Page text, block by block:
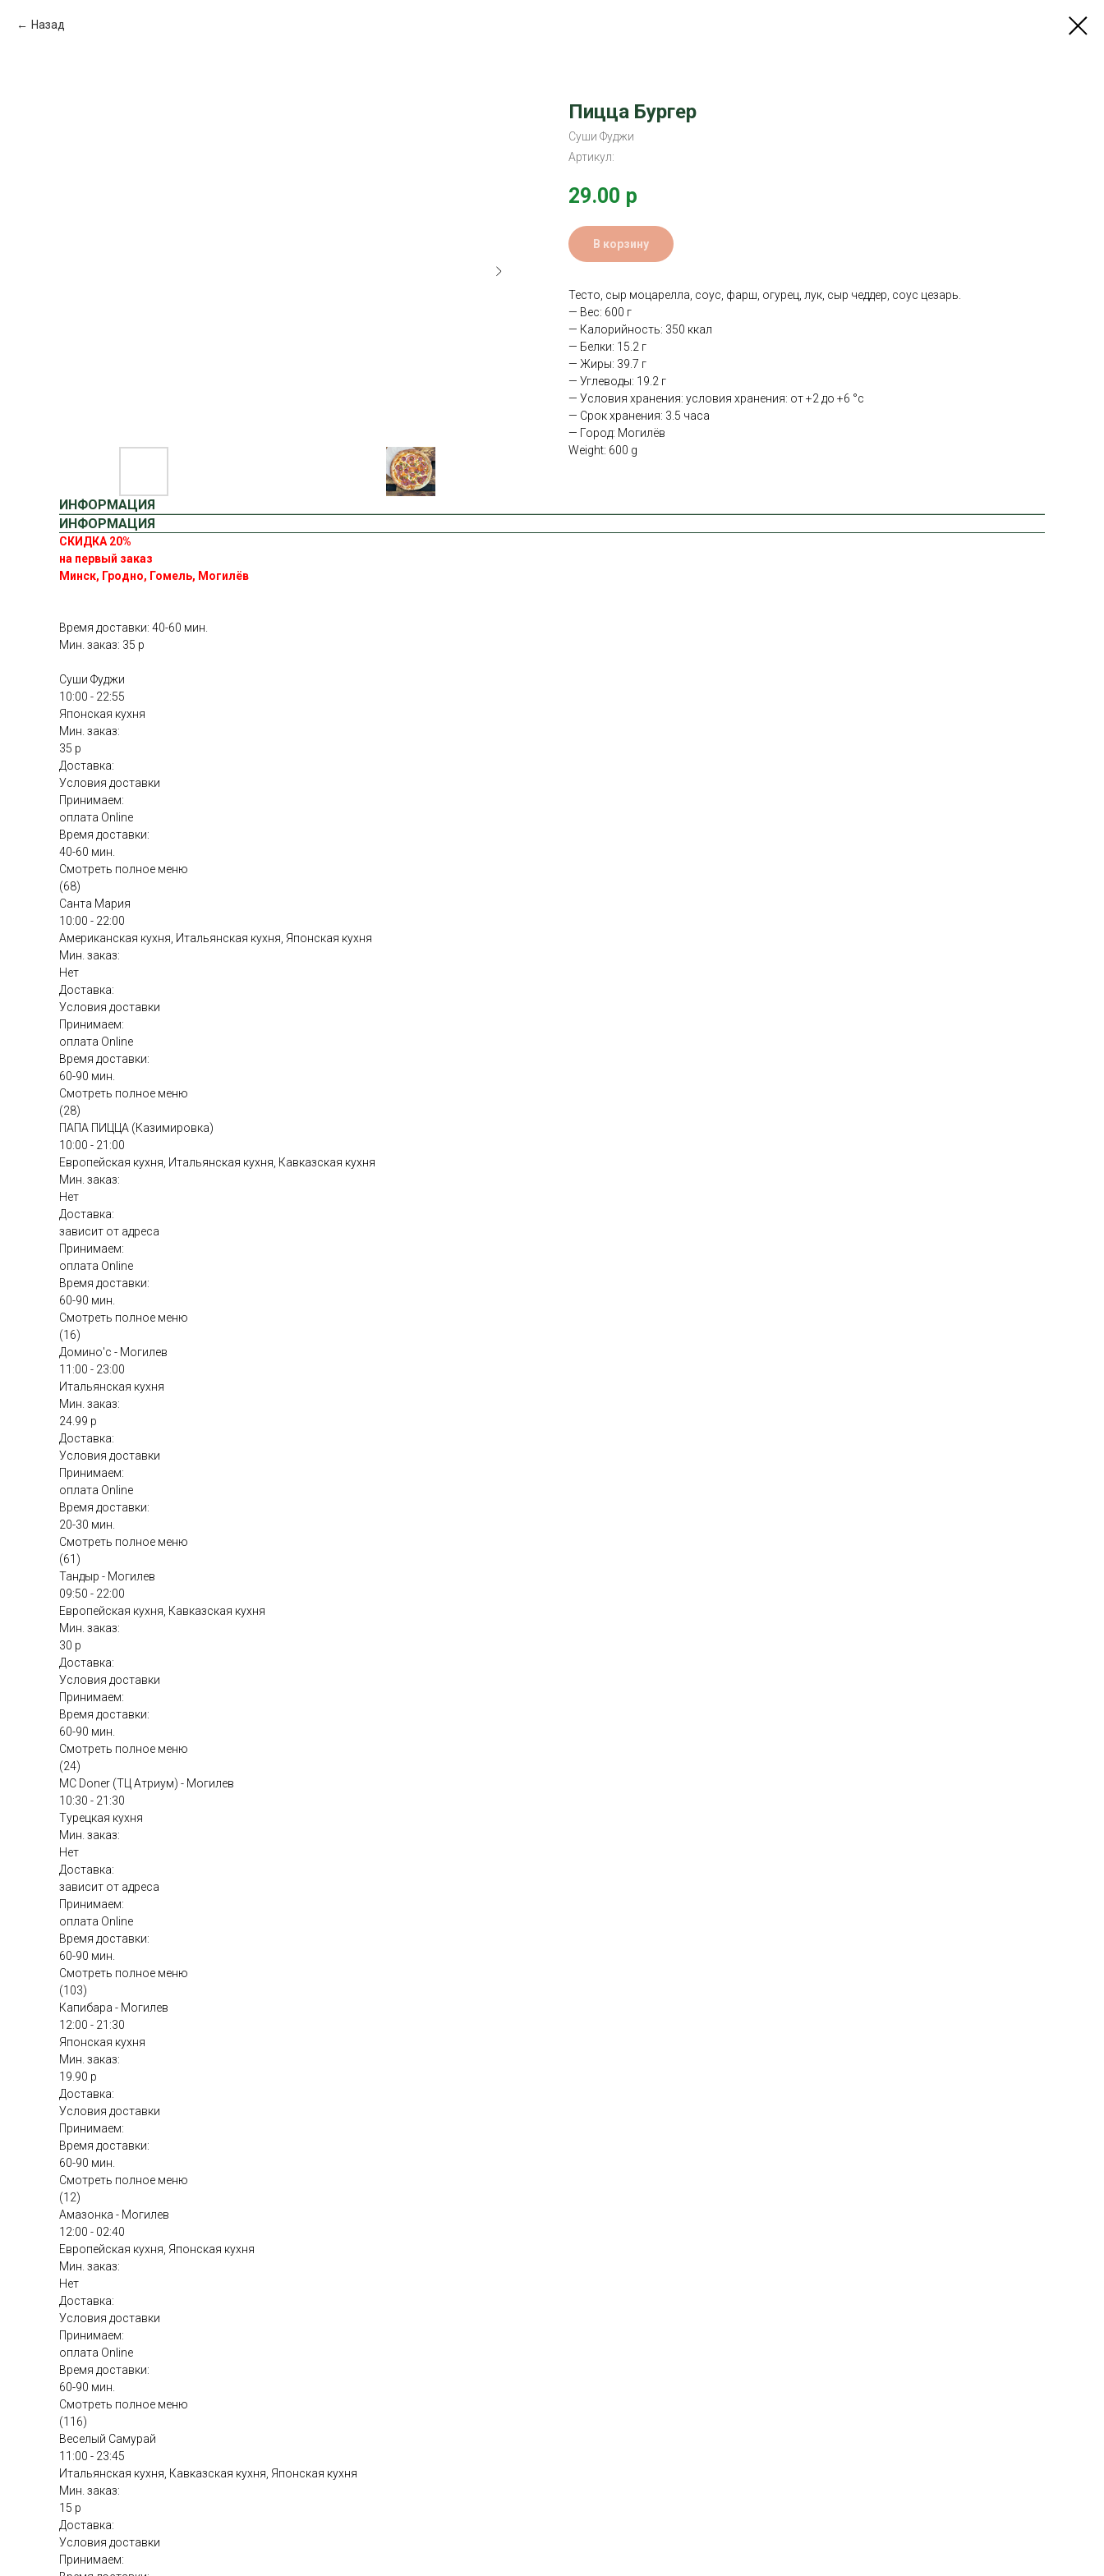
Назад
Пицца Бургер
Суши Фуджи
Артикул:
29.00 р
В корзину
Тесто, сыр моцарелла, соус, фарш, огурец, лук, сыр чеддер, соус цезарь.
— Вес: 600 г
— Калорийность: 350 ккал
— Белки: 15.2 г
— Жиры: 39.7 г
— Углеводы: 19.2 г
— Условия хранения: условия хранения: от +2 до +6 °с
— Срок хранения: 3.5 часа
— Город: Могилёв
Weight: 600 g
ИНФОРМАЦИЯ
ИНФОРМАЦИЯ
СКИДКА 20%
на первый заказ
Минск, Гродно, Гомель, Могилёв
Время доставки: 40-60 мин.
Мин. заказ: 35 р
Суши Фуджи
10:00 - 22:55
Японская кухня
Мин. заказ:
35 р
Доставка:
Условия доставки
Принимаем:
оплата Online
Время доставки:
40-60 мин.
Смотреть полное меню
(68)
Санта Мария
10:00 - 22:00
Американская кухня, Итальянская кухня, Японская кухня
Мин. заказ:
Нет
Доставка:
Условия доставки
Принимаем:
оплата Online
Время доставки:
60-90 мин.
Смотреть полное меню
(28)
ПАПА ПИЦЦА (Казимировка)
10:00 - 21:00
Европейская кухня, Итальянская кухня, Кавказская кухня
Мин. заказ:
Нет
Доставка:
зависит от адреса
Принимаем:
оплата Online
Время доставки:
60-90 мин.
Смотреть полное меню
(16)
Домино'с - Могилев
11:00 - 23:00
Итальянская кухня
Мин. заказ:
24.99 р
Доставка:
Условия доставки
Принимаем:
оплата Online
Время доставки:
20-30 мин.
Смотреть полное меню
(61)
Тандыр - Могилев
09:50 - 22:00
Европейская кухня, Кавказская кухня
Мин. заказ:
30 р
Доставка:
Условия доставки
Принимаем:
Время доставки:
60-90 мин.
Смотреть полное меню
(24)
MC Doner (ТЦ Атриум) - Могилев
10:30 - 21:30
Турецкая кухня
Мин. заказ:
Нет
Доставка:
зависит от адреса
Принимаем:
оплата Online
Время доставки:
60-90 мин.
Смотреть полное меню
(103)
Капибара - Могилев
12:00 - 21:30
Японская кухня
Мин. заказ:
19.90 р
Доставка:
Условия доставки
Принимаем:
Время доставки:
60-90 мин.
Смотреть полное меню
(12)
Амазонка - Могилев
12:00 - 02:40
Европейская кухня, Японская кухня
Мин. заказ:
Нет
Доставка:
Условия доставки
Принимаем:
оплата Online
Время доставки:
60-90 мин.
Смотреть полное меню
(116)
Веселый Самурай
11:00 - 23:45
Итальянская кухня, Кавказская кухня, Японская кухня
Мин. заказ:
15 р
Доставка:
Условия доставки
Принимаем: